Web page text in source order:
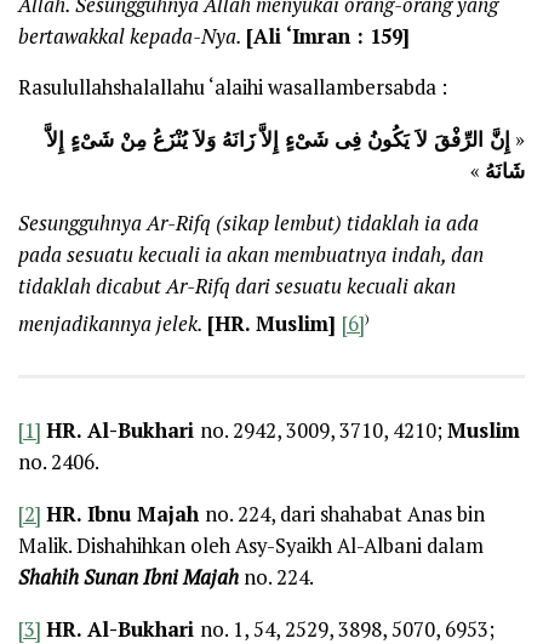
bertawakkal kepada-Nya. [Ali ‘Imran : 159]
Rasulullahshalallahu ‘alaihi wasallambersabda :
« إِنَّ الرِّفْقَ لاَ يَكُونُ فِى شَىْءٍ إِلاَّ زَانَهُ وَلاَ يُنْزَعُ مِنْ شَىْءٍ إِلاَّ
شَانَهُ »
Sesungguhnya Ar-Rifq (sikap lembut) tidaklah ia ada
pada sesuatu kecuali ia akan membuatnya indah, dan
tidaklah dicabut Ar-Rifq dari sesuatu kecuali akan
menjadikannya jelek. [HR. Muslim] [6])
[1] HR. Al-Bukhari no. 2942, 3009, 3710, 4210;Muslim
no. 2406.
[2] HR. Ibnu Majah no. 224, dari shahabat Anas bin
Malik. Dishahihkan oleh Asy-Syaikh Al-Albani dalam
Shahih Sunan Ibni Majah no. 224.
[3] HR. Al-Bukhari no. 1, 54, 2529, 3898, 5070, 6953;